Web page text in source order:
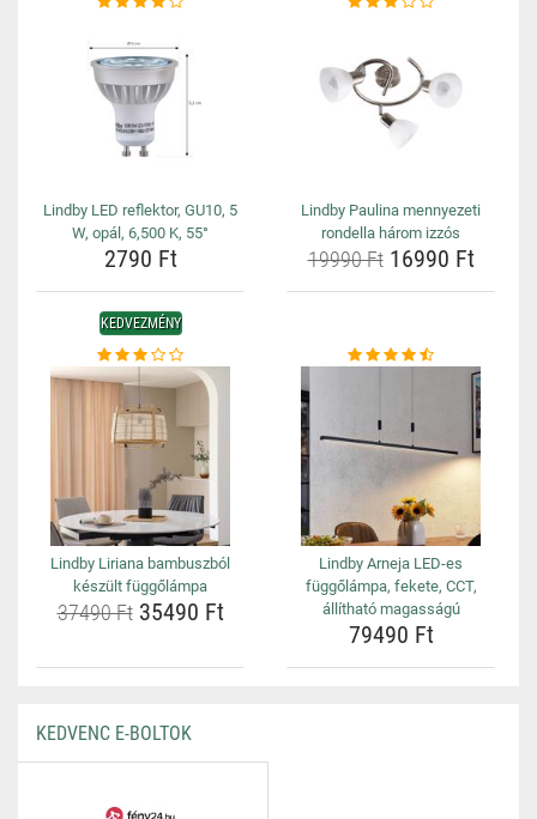
Lindby LED reflektor, GU10, 5
W, opál, 6,500 K, 55°
2790 Ft
Lindby Paulina mennyezeti
rondella három izzós
19990 Ft16990 Ft
KEDVEZMÉNY
Lindby Liriana bambuszból
készült függőlámpa
37490 Ft35490 Ft
Lindby Arneja LED-es
függőlámpa, fekete, CCT,
állítható magasságú
79490 Ft
KEDVENC E-BOLTOK